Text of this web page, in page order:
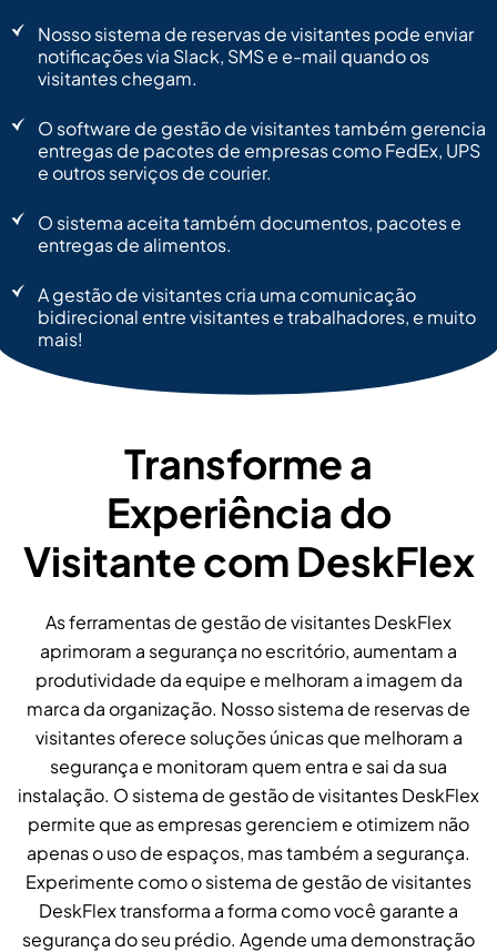
Nosso sistema de reservas de visitantes pode enviar
notificações via Slack, SMS e e-mail quando os
visitantes chegam.
O software de gestão de visitantes também gerencia
entregas de pacotes de empresas como FedEx, UPS
e outros serviços de courier.
O sistema aceita também documentos, pacotes e
entregas de alimentos.
A gestão de visitantes cria uma comunicação
bidirecional entre visitantes e trabalhadores, e muito
mais!
Transforme a
Experiência do
Visitante com DeskFlex
As ferramentas de gestão de visitantes DeskFlex
aprimoram a segurança no escritório, aumentam a
produtividade da equipe e melhoram a imagem da
marca da organização. Nosso sistema de reservas de
visitantes oferece soluções únicas que melhoram a
segurança e monitoram quem entra e sai da sua
instalação. O sistema de gestão de visitantes DeskFlex
permite que as empresas gerenciem e otimizem não
apenas o uso de espaços, mas também a segurança.
Experimente como o sistema de gestão de visitantes
DeskFlex transforma a forma como você garante a
segurança do seu prédio. Agende uma demonstração